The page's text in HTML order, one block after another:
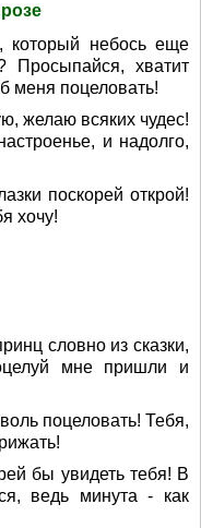
который небось еще
Просыпайся, хватит
меня поцеловать!
желаю всяких чудес!
и надолго,
поскорей открой!
хочу!
словно из сказки,
мне пришли и
поцеловать! Тебя,
бы увидеть тебя! В
ведь минута - как